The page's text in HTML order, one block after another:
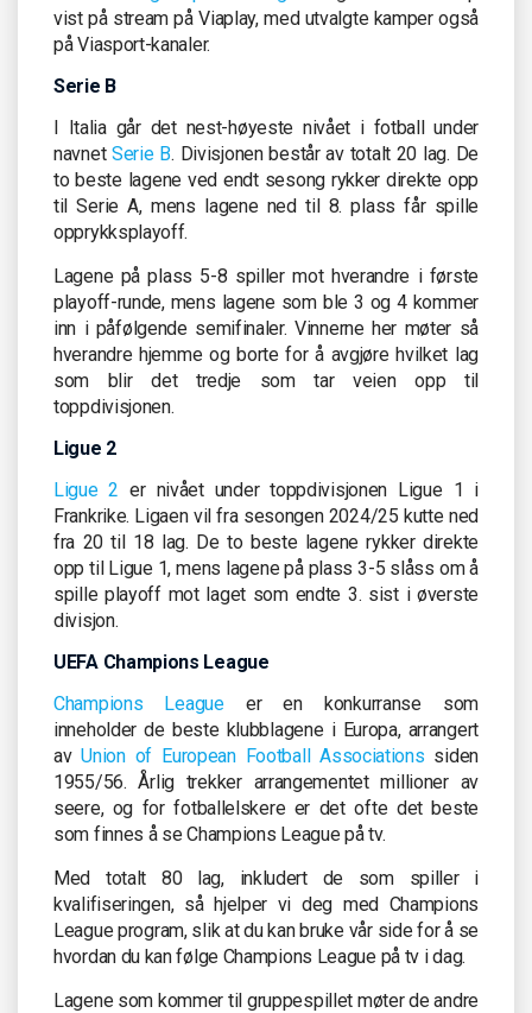
vist på stream på Viaplay, med utvalgte kamper også
på Viasport-kanaler.
Serie B
I Italia går det nest-høyeste nivået i fotball under
navnetSerie B. Divisjonen består av totalt 20 lag. De
to beste lagene ved endt sesong rykker direkte opp
til Serie A, mens lagene ned til 8. plass får spille
opprykksplayoff.
Lagene på plass 5-8 spiller mot hverandre i første
playoff-runde, mens lagene som ble 3 og 4 kommer
inn i påfølgende semifinaler. Vinnerne her møter så
hverandre hjemme og borte for å avgjøre hvilket lag
som blir det tredje som tar veien opp til
toppdivisjonen.
Ligue 2
Ligue 2 er nivået under toppdivisjonen Ligue 1 i
Frankrike. Ligaen vil fra sesongen 2024/25 kutte ned
fra 20 til 18 lag. De to beste lagene rykker direkte
opp til Ligue 1, mens lagene på plass 3-5 slåss om å
spille playoff mot laget som endte 3. sist i øverste
divisjon.
UEFA Champions League
Champions Leagueer en konkurranse som
inneholder de beste klubblagene i Europa, arrangert
avUnion of European Football Associations siden
1955/56. Årlig trekker arrangementet millioner av
seere, og for fotballelskere er det ofte det beste
som finnes å se Champions League på tv.
Med totalt 80 lag, inkludert de som spiller i
kvalifiseringen, så hjelper vi deg med Champions
League program, slik at du kan bruke vår side for å se
hvordan du kan følge Champions League på tv i dag.
Lagene som kommer til gruppespillet møter de andre